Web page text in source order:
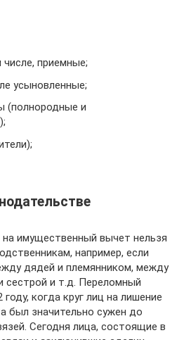
приемные;
усыновленные;
(полнородные и
имущественный вычет нельзя
например, если
дядей и племянником, между
и т.д. Переломный
когда круг лиц на лишение
был значительно сужен до
Сегодня лица, состоящие в